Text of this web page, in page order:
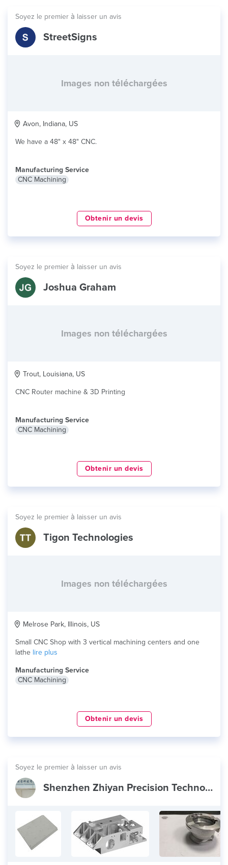
Soyez le premier à laisser un avis
StreetSigns
Images non téléchargées
Avon, Indiana, US
We have a 48" x 48" CNC.
Manufacturing Service
CNC Machining
Obtenir un devis
Soyez le premier à laisser un avis
Joshua Graham
Images non téléchargées
Trout, Louisiana, US
CNC Router machine & 3D Printing
Manufacturing Service
CNC Machining
Obtenir un devis
Soyez le premier à laisser un avis
Tigon Technologies
Images non téléchargées
Melrose Park, Illinois, US
Small CNC Shop with 3 vertical machining centers and one
lathe lire plus
Manufacturing Service
CNC Machining
Obtenir un devis
Soyez le premier à laisser un avis
Shenzhen Zhiyan Precision Technology Co.,